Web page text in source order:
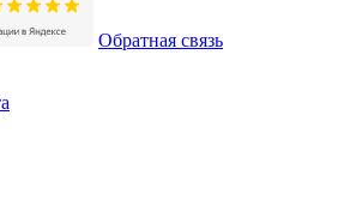
Обратная связь